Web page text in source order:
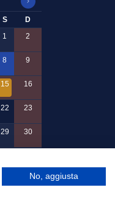
S D
1 2
8 9
15 16
22 23
29 30
No, aggiusta